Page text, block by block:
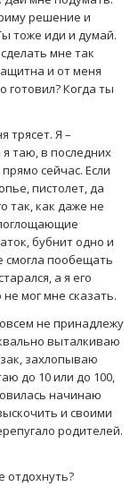
решение и
тоже иди и думай.
мне так
и от меня
готовил? Когда ты
трясет. Я –
таю, в последних
сейчас. Если
пистолет, да
так, как даже не
бубнит одно и
смогла пообещать
а я его
мог мне сказать.
не принадлежу
выталкиваю
захлопываю
до 10 или до 100,
начинаю
и своими
родителей.
отдохнуть?